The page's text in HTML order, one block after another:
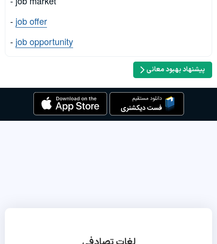
- job offer
- job opportunity
پیشنهاد بهبود معانی